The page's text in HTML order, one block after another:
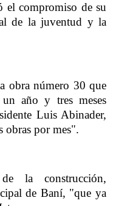
el compromiso de su
de la juventud y la
obra número 30 que
año y tres meses
Luis Abinader,
obras por mes".
la construcción,
de Baní, "que ya